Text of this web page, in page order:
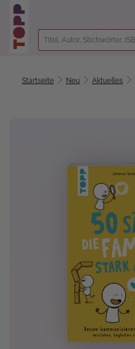
springen
Startseite Neu Aktuelles